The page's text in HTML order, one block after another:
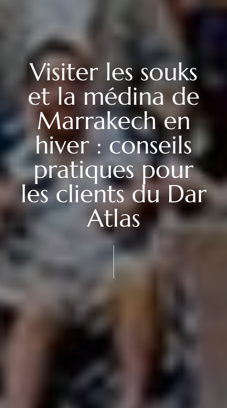
Visiter les souks
et la médina de
Marrakech en
hiver : conseils
pratiques pour
les clients du Dar
Atlas